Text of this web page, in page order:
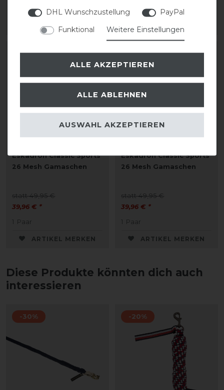
ARTIKEL MERKEN ARTIKEL MERKEN
-20%
Eskadron Classic Sports
26 Mesh Gamaschen
statt 49,95 €
39,96 € *
1 Paar
ARTIKEL MERKEN
-20%
Eskadron Classic Sports
26 Mesh Gamaschen
statt 49,95 €
39,96 € *
1 Paar
ARTIKEL MERKEN
Diese Produkte könnten dich auch
interessieren
-30% -20%
DHL Wunschzustellung
PayPal
Funktional
Weitere Einstellungen
ALLE AKZEPTIEREN
ALLE ABLEHNEN
AUSWAHL AKZEPTIEREN